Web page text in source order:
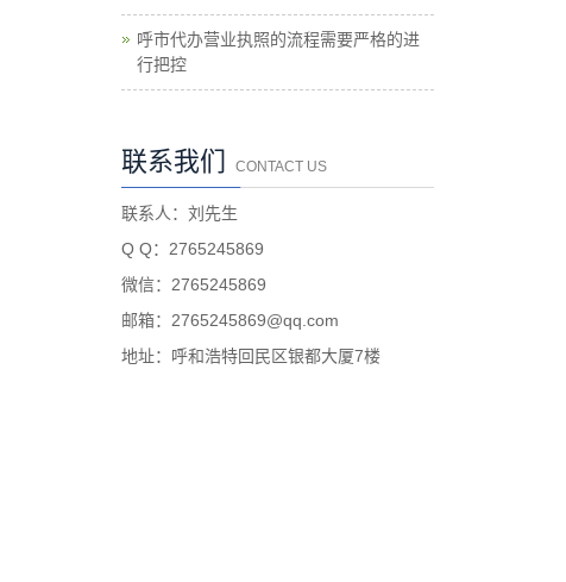
呼市代办营业执照的流程需要严格的进
行把控
联系我们 CONTACT US
联系人：刘先生
Q Q：2765245869
微信：2765245869
邮箱：2765245869@qq.com
地址：呼和浩特回民区银都大厦7楼